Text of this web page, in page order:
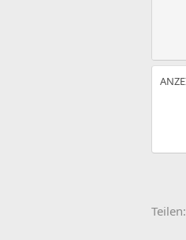
Teilen: